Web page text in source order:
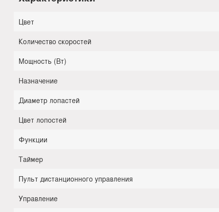
Цвет
Количество скоростей
Мощность (Вт)
Назначение
Диаметр лопастей
Цвет лопостей
Функции
Таймер
Пульт дистанционного управления
Управление